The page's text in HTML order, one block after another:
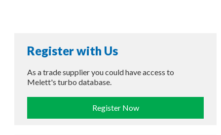
Register with Us
As a trade supplier you could have access to
Melett's turbo database.
Register Now